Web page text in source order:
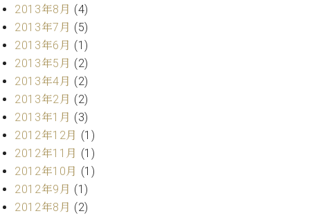
ビ
ス
(
調
律
ア
タ
ー
サ
ー
ビ
2013年8月 (4)
2013年7月 (5)
2013年6月 (1)
2013年5月 (2)
2013年4月 (2)
2013年2月 (2)
2013年1月 (3)
2012年12月 (1)
2012年11月 (1)
2012年10月 (1)
2012年9月 (1)
2012年8月 (2)